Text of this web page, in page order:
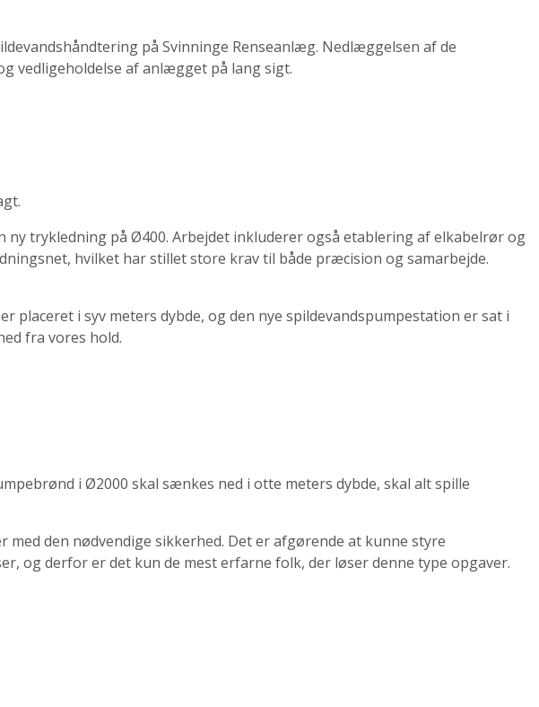
på Svinninge Renseanlæg. Nedlæggelsen af de
vedligeholdelse af anlægget på lang sigt.
trykledning på Ø400. Arbejdet inkluderer også etablering af elkabelrør og
hvilket har stillet store krav til både præcision og samarbejde.
i syv meters dybde, og den nye spildevandspumpestation er sat i
fra vores hold.
i Ø2000 skal sænkes ned i otte meters dybde, skal alt spille
den nødvendige sikkerhed. Det er afgørende at kunne styre
og derfor er det kun de mest erfarne folk, der løser denne type opgaver.